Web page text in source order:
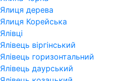
Ялиця дерева
Ялиця Корейська
Ялівці
Ялівець віргінський
Ялівець горизонтальний
Ялівець даурський